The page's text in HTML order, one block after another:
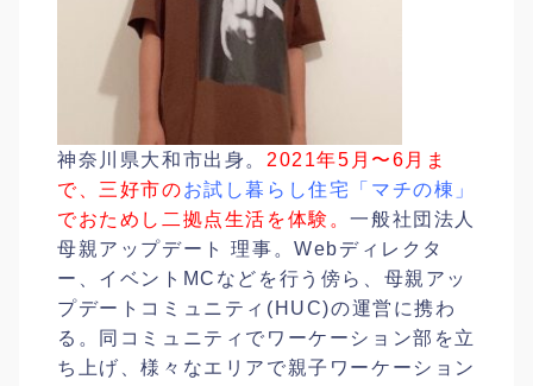
神奈川県大和市出身。2021年5月〜6月ま
で、三好市のお試し暮らし住宅「マチの棟」
でおためし二拠点生活を体験。一般社団法人
母親アップデート 理事。Webディレクタ
ー、イベントMCなどを行う傍ら、母親アッ
プデートコミュニティ(HUC)の運営に携わ
る。同コミュニティでワーケーション部を立
ち上げ、様々なエリアで親子ワーケーション